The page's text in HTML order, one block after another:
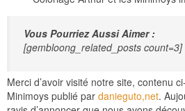
Vous Pourriez Aussi Aimer :
[gembloong_related_posts count=3]
Merci d’avoir visité notre site, contenu
Minimoys publié par danieguto,net.